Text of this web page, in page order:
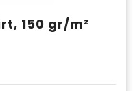
150 gr/m²